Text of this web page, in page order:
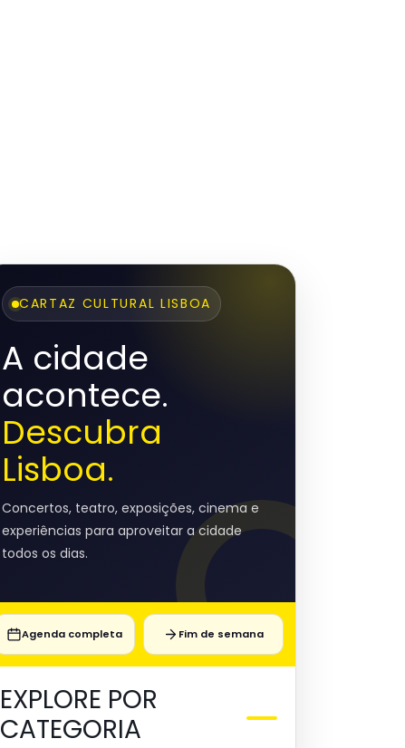
CARTAZ CULTURAL LISBOA
A cidade
acontece.
Descubra
Lisboa.
Concertos, teatro, exposições, cinema e
experiências para aproveitar a cidade
todos os dias.
Agenda completa Fim de semana
EXPLORE POR
CATEGORIA